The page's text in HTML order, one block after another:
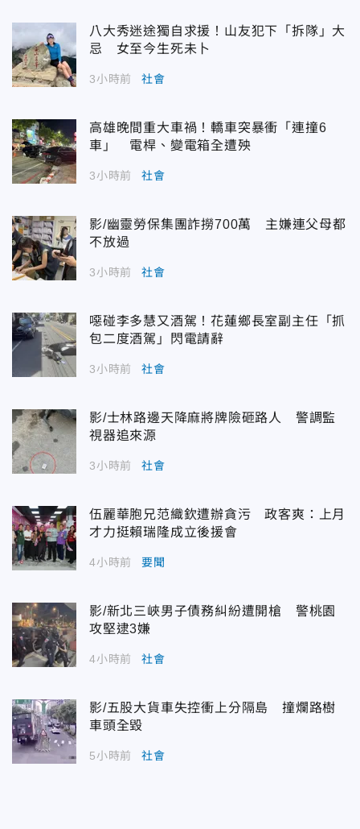
八大秀迷途獨自求援！山友犯下「拆隊」大
忌 女至今生死未卜
3小時前 社會
高雄晚間重大車禍！轎車突暴衝「連撞6
車」 電桿、變電箱全遭殃
3小時前 社會
影/幽靈勞保集團詐撈700萬 主嫌連父母都
不放過
3小時前 社會
噁碰李多慧又酒駕！花蓮鄉長室副主任「抓
包二度酒駕」閃電請辭
3小時前 社會
影/士林路邊天降麻將牌險砸路人 警調監
視器追來源
3小時前 社會
伍麗華胞兄范織欽遭辦貪污 政客爽：上月
才力挺賴瑞隆成立後援會
4小時前 要聞
影/新北三峽男子債務糾紛遭開槍 警桃園
攻堅逮3嫌
4小時前 社會
影/五股大貨車失控衝上分隔島 撞爛路樹
車頭全毀
5小時前 社會